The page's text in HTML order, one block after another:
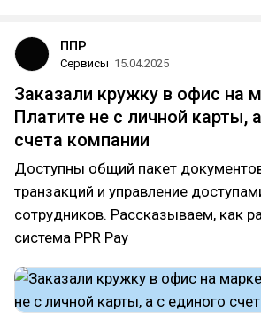
ППР
Сервисы 15.04.2025
Заказали кружку в офис на
Платите не с личной карты,
счета компании
Доступны общий пакет
транзакций и управление
сотрудников. Рассказываем, как
система PPR Pay